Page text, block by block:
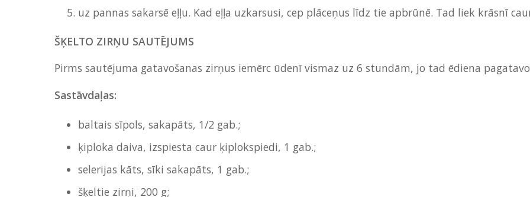
uz pannas sakarsē eļļu. Kad eļļa uzkarsusi, cep plāceņus līdz tie apbrūnē. Tad liek krāsnī
ŠĶELTO ZIRŅU SAUTĒJUMS
Pirms sautējuma gatavošanas zirņus iemērc ūdenī vismaz uz 6 stundām, jo tad ēdiena
Sastāvdaļas:
baltais sīpols, sakapāts, 1/2 gab.;
ķiploka daiva, izspiesta caur ķiplokspiedi, 1 gab.;
selerijas kāts, sīki sakapāts, 1 gab.;
šķeltie zirņi, 200 g;